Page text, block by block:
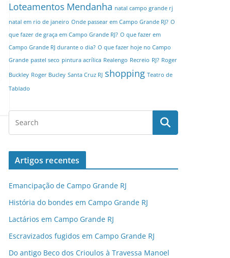
Loteamentos Mendanha natal campo grande rj
natal em rio de janeiro Onde passear em Campo Grande RJ? O
que fazer de graça em Campo Grande RJ? O que fazer em
Campo Grande RJ durante o dia? O que fazer hoje no Campo
Grande pastel seco pintura acrílica Realengo Recreio RJ? Roger
Buckley Roger Bucley Santa Cruz RJ shopping Teatro de
Tablado
Artigos recentes
Emancipação de Campo Grande RJ
História do bondes em Campo Grande RJ
Lactários em Campo Grande RJ
Escravizados fugidos em Campo Grande RJ
Do antigo Beco dos Crioulos à Travessa Manoel